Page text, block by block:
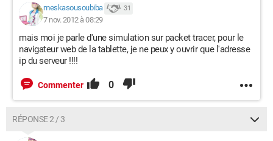
meskasousoubiba 31
7 nov. 2012 à 08:29
mais moi je parle d'une simulation sur packet tracer, pour le
navigateur web de la tablette, je ne peux y ouvrir que l'adresse
ip du serveur !!!!
Commenter 0
RÉPONSE 2 / 3